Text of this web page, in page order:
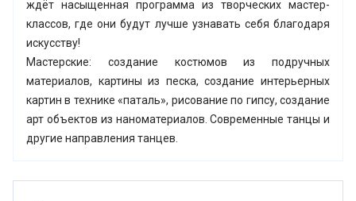
ждёт насыщенная программа из творческих мастер-
классов, где они будут лучше узнавать себя благодаря
искусству!
Мастерские: создание костюмов из подручных
материалов, картины из песка, создание интерьерных
картин в технике «паталь», рисование по гипсу, создание
арт объектов из наноматериалов. Современные танцы и
другие направления танцев.